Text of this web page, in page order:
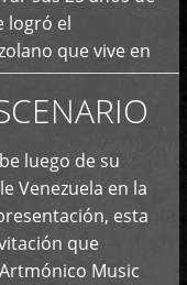
logró el
que vive en
luego de su
Venezuela en la
esta
que
Music